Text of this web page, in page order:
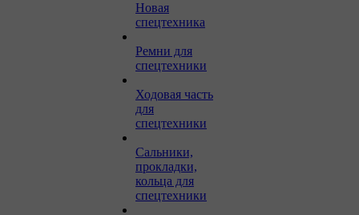
Новая
спецтехника
Ремни для
спецтехники
Ходовая часть
для
спецтехники
Сальники,
прокладки,
кольца для
спецтехники